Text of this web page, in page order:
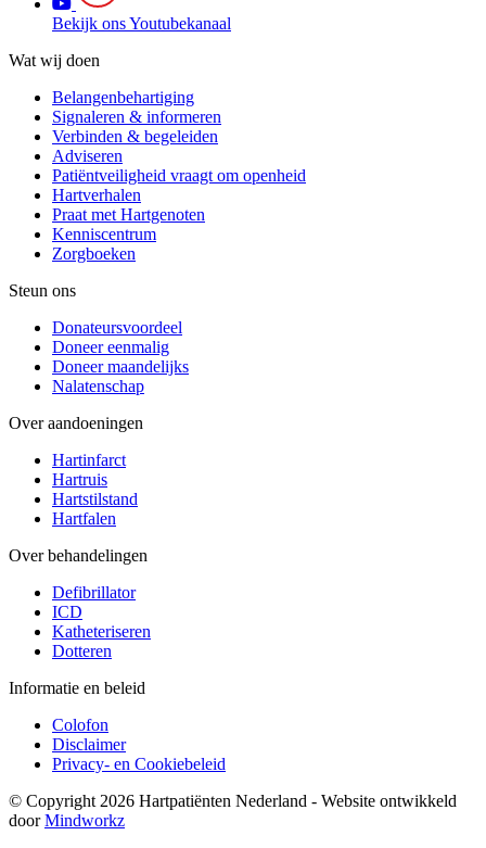
Bekijk ons Youtubekanaal
Wat wij doen
Belangenbehartiging
Signaleren & informeren
Verbinden & begeleiden
Adviseren
Patiëntveiligheid vraagt om openheid
Hartverhalen
Praat met Hartgenoten
Kenniscentrum
Zorgboeken
Steun ons
Donateursvoordeel
Doneer eenmalig
Doneer maandelijks
Nalatenschap
Over aandoeningen
Hartinfarct
Hartruis
Hartstilstand
Hartfalen
Over behandelingen
Defibrillator
ICD
Katheteriseren
Dotteren
Informatie en beleid
Colofon
Disclaimer
Privacy- en Cookiebeleid
© Copyright 2026 Hartpatiënten Nederland - Website ontwikkeld
doorMindworkz